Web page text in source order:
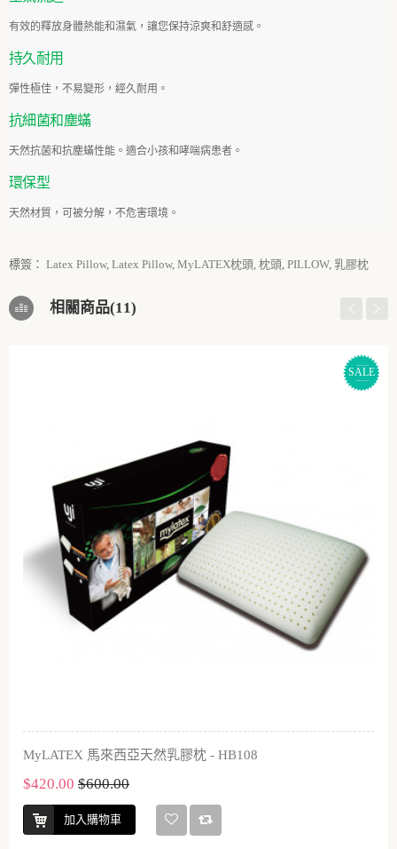
有效的釋放身體熱能和濕氣，讓您保持涼爽和舒適感。
持久耐用
彈性極佳，不易變形，經久耐用。
抗細菌和塵蟎
天然抗菌和抗塵蟎性能。適合小孩和哮喘病患者。
環保型
天然材質，可被分解，不危害環境。
標簽： Latex Pillow, Latex Pillow, MyLATEX枕頭, 枕頭, PILLOW, 乳膠枕
相關商品(11)
SALE
MyLATEX 馬來西亞天然乳膠枕 - HB108
$420.00 $600.00
加入購物車